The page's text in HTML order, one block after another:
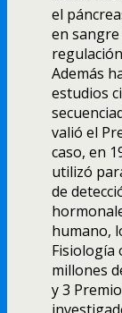
el
en sangre
Además
estudios
valió el
caso, en
utilizó
de
humano,
Fisiologí­a
millones
y 3